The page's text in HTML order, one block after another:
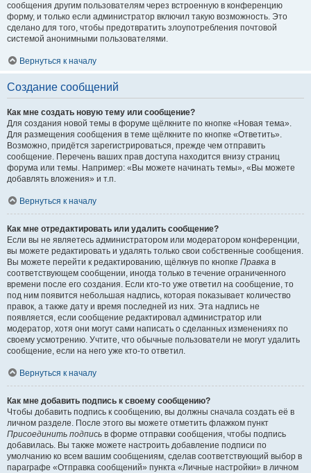
сообщения другим пользователям через встроенную в конференцию
форму, и только если администратор включил такую возможность. Это
сделано для того, чтобы предотвратить злоупотребления почтовой
системой анонимными пользователями.
Вернуться к началу
Создание сообщений
Как мне создать новую тему или сообщение?
Для создания новой темы в форуме щёлкните по кнопке «Новая тема».
Для размещения сообщения в теме щёлкните по кнопке «Ответить».
Возможно, придётся зарегистрироваться, прежде чем отправить
сообщение. Перечень ваших прав доступа находится внизу страниц
форума или темы. Например: «Вы можете начинать темы», «Вы можете
добавлять вложения» и т.п.
Вернуться к началу
Как мне отредактировать или удалить сообщение?
Если вы не являетесь администратором или модератором конференции,
вы можете редактировать и удалять только свои собственные сообщения.
Вы можете перейти к редактированию, щёлкнув по кнопке Правка в
соответствующем сообщении, иногда только в течение ограниченного
времени после его создания. Если кто-то уже ответил на сообщение, то
под ним появится небольшая надпись, которая показывает количество
правок, а также дату и время последней из них. Эта надпись не
появляется, если сообщение редактировал администратор или
модератор, хотя они могут сами написать о сделанных изменениях по
своему усмотрению. Учтите, что обычные пользователи не могут удалить
сообщение, если на него уже кто-то ответил.
Вернуться к началу
Как мне добавить подпись к своему сообщению?
Чтобы добавить подпись к сообщению, вы должны сначала создать её в
личном разделе. После этого вы можете отметить флажком пункт
Присоединить подпись в форме отправки сообщения, чтобы подпись
добавилась. Вы также можете настроить добавление подписи по
умолчанию ко всем вашим сообщениям, сделав соответствующий выбор в
параграфе «Отправка сообщений» пункта «Личные настройки» в личном